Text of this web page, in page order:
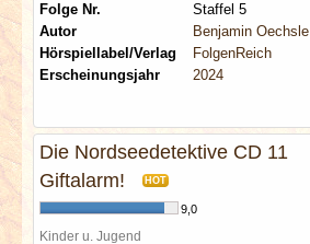
Folge Nr.
Staffel 5
Autor
Benjamin Oechsle
Hörspiellabel/Verlag
FolgenReich
Erscheinungsjahr
2024
Die Nordseedetektive CD 11
Giftalarm!
HOT
9,0
Kinder u. Jugend